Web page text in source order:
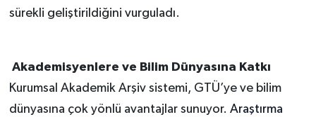
sürekli geliştirildiğini vurguladı.
Akademisyenlere ve Bilim Dünyasına Katkı
Kurumsal Akademik Arşiv sistemi, GTÜ’ye ve bilim
dünyasına çok yönlü avantajlar sunuyor. Araştırma